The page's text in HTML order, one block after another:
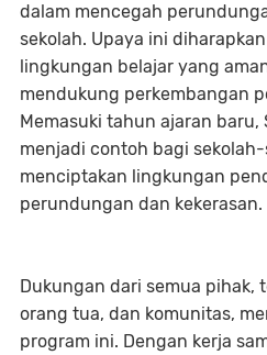
dalam mencegah
sekolah. Upaya ini
lingkungan belajar yang
mendukung perkembangan
Memasuki tahun ajaran baru,
menjadi contoh bagi
menciptakan lingkungan
perundungan dan kekerasan.
Dukungan dari semua pihak,
orang tua, dan komunitas,
program ini. Dengan kerja